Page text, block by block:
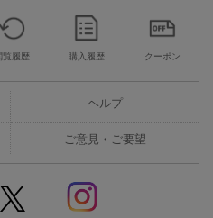
覧履歴 購入履歴 クーポン
ヘルプ
ご意見・ご要望